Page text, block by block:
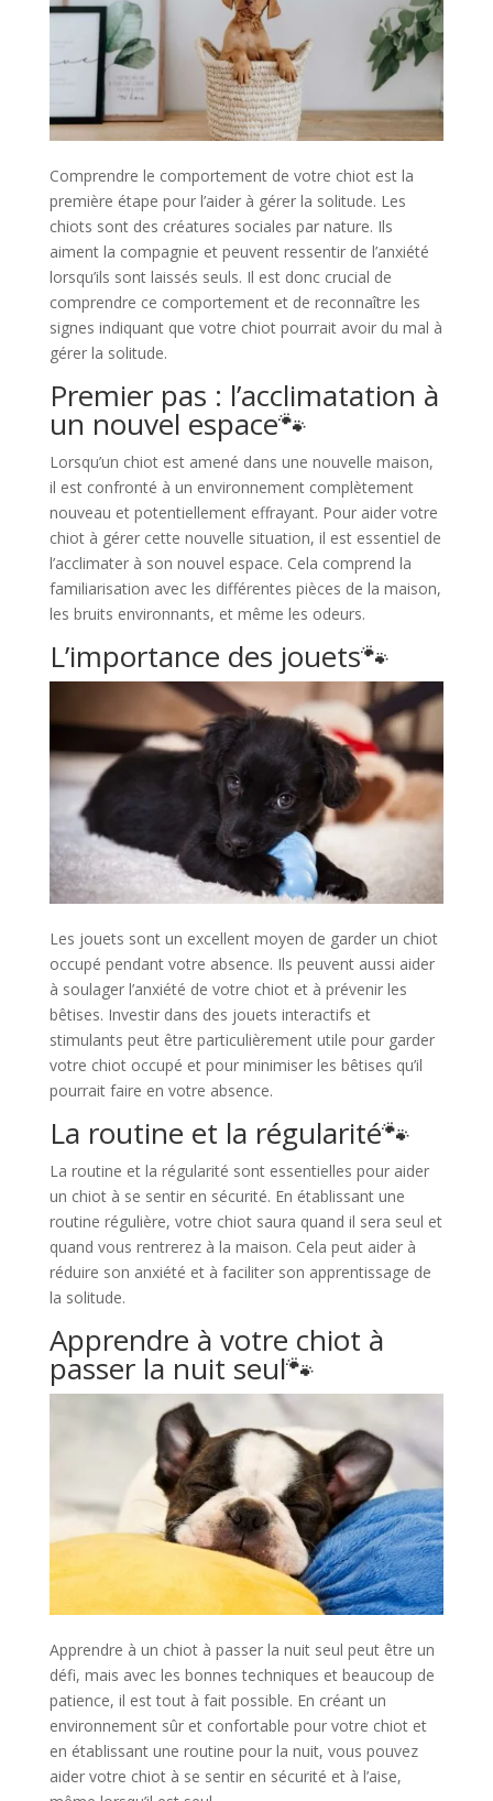
Comprendre le comportement de votre chiot est la
première étape pour l’aider à gérer la solitude. Les
chiots sont des créatures sociales par nature. Ils
aiment la compagnie et peuvent ressentir de l’anxiété
lorsqu’ils sont laissés seuls. Il est donc crucial de
comprendre ce comportement et de reconnaître les
signes indiquant que votre chiot pourrait avoir du mal à
gérer la solitude.
Premier pas : l’acclimatation à
un nouvel espace🐾​
Lorsqu’un chiot est amené dans une nouvelle maison,
il est confronté à un environnement complètement
nouveau et potentiellement effrayant. Pour aider votre
chiot à gérer cette nouvelle situation, il est essentiel de
l’acclimater à son nouvel espace. Cela comprend la
familiarisation avec les différentes pièces de la maison,
les bruits environnants, et même les odeurs.
L’importance des jouets🐾​
Les jouets sont un excellent moyen de garder un chiot
occupé pendant votre absence. Ils peuvent aussi aider
à soulager l’anxiété de votre chiot et à prévenir les
bêtises. Investir dans des jouets interactifs et
stimulants peut être particulièrement utile pour garder
votre chiot occupé et pour minimiser les bêtises qu’il
pourrait faire en votre absence.
La routine et la régularité🐾​
La routine et la régularité sont essentielles pour aider
un chiot à se sentir en sécurité. En établissant une
routine régulière, votre chiot saura quand il sera seul et
quand vous rentrerez à la maison. Cela peut aider à
réduire son anxiété et à faciliter son apprentissage de
la solitude.
Apprendre à votre chiot à
passer la nuit seul🐾​
Apprendre à un chiot à passer la nuit seul peut être un
défi, mais avec les bonnes techniques et beaucoup de
patience, il est tout à fait possible. En créant un
environnement sûr et confortable pour votre chiot et
en établissant une routine pour la nuit, vous pouvez
aider votre chiot à se sentir en sécurité et à l’aise,